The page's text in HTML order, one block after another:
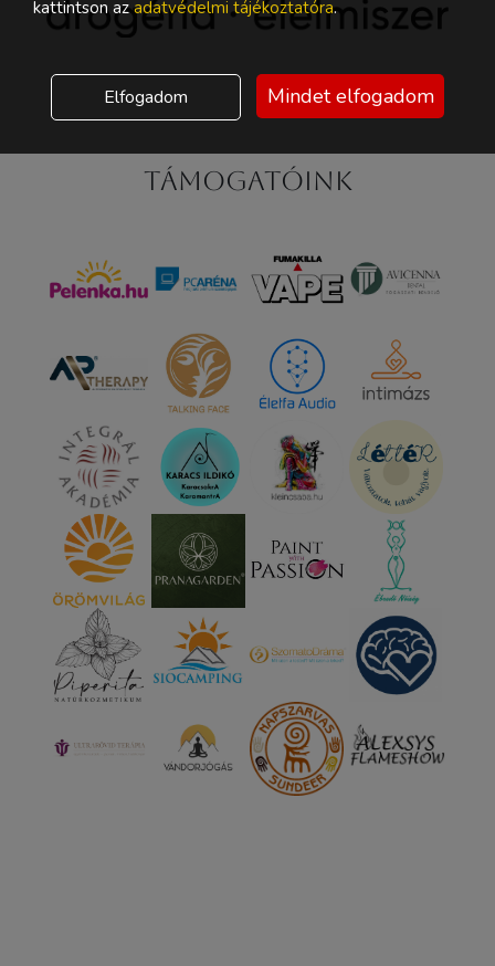
Támogatóink
kattintson azadatvédelmi tájékoztatóra.
Elfogadom Mindet elfogadom